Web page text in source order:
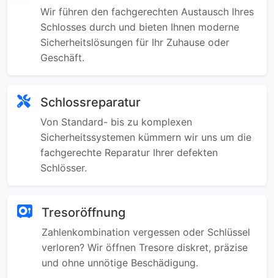
Wir führen den fachgerechten Austausch Ihres
Schlosses durch und bieten Ihnen moderne
Sicherheitslösungen für Ihr Zuhause oder
Geschäft.
Schlossreparatur
Von Standard- bis zu komplexen
Sicherheitssystemen kümmern wir uns um die
fachgerechte Reparatur Ihrer defekten
Schlösser.
Tresoröffnung
Zahlenkombination vergessen oder Schlüssel
verloren? Wir öffnen Tresore diskret, präzise
und ohne unnötige Beschädigung.